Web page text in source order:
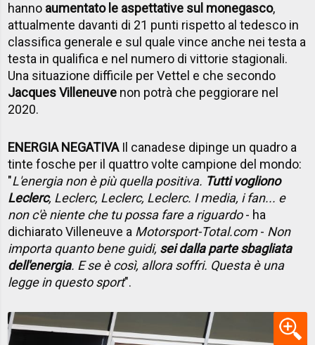
hanno aumentato le aspettative sul monegasco,
attualmente davanti di 21 punti rispetto al tedesco in
classifica generale e sul quale vince anche nei testa a
testa in qualifica e nel numero di vittorie stagionali.
Una situazione difficile per Vettel e che secondo
Jacques Villeneuve non potrà che peggiorare nel
2020.
ENERGIA NEGATIVAIl canadese dipinge un quadro a
tinte fosche per il quattro volte campione del mondo:
"L'energia non è più quella positiva. Tutti vogliono
Leclerc, Leclerc, Leclerc, Leclerc. I media, i fan... e
non c'è niente che tu possa fare a riguardo- ha
dichiarato Villeneuve a Motorsport-Total.com- Non
importa quanto bene guidi, sei dalla parte sbagliata
dell'energia. E se è così, allora soffri. Questa è una
legge in questo sport".